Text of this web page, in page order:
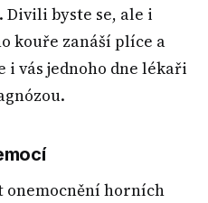
byste se, ale i
kouře zanáší plíce a
i vás jednoho dne lékaři
onemocnění horních